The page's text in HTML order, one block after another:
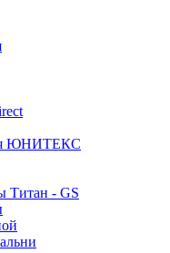
ЮНИТЕКС
Титан - GS